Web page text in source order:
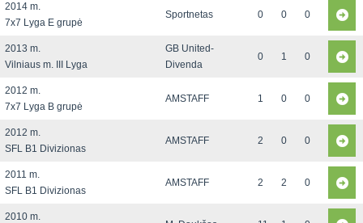
2014 m.
7x7 Lyga E grupė
Sportnetas 0 0 0
2013 m.
Vilniaus m. III Lyga
GB United-
Divenda
0 1 0
2012 m.
7x7 Lyga B grupė
AMSTAFF 1 0 0
2012 m.
SFL B1 Divizionas
AMSTAFF 2 0 0
2011 m.
SFL B1 Divizionas
AMSTAFF 2 2 0
2010 m.